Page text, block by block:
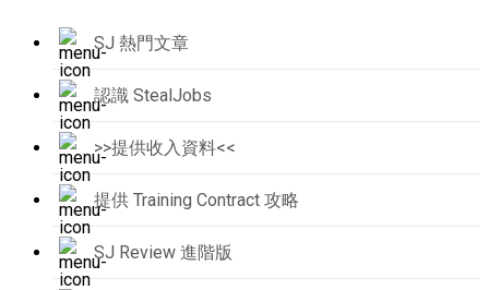
SJ 熱門文章
認識 StealJobs
>>提供收入資料<<
提供 Training Contract 攻略
SJ Review 進階版